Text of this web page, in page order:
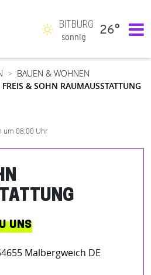
BITBURG
sonnig
26°
BAUEN & WOHNEN
FREIS & SOHN RAUMAUSSTATTUNG
um 08:00 Uhr
UNS
Malbergweich DE